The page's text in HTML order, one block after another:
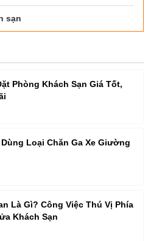
sạn
Phòng Khách Sạn Giá Tốt,
Dùng Loại Chăn Ga Xe Giường
Là Gì? Công Việc Thú Vị Phía
Khách Sạn